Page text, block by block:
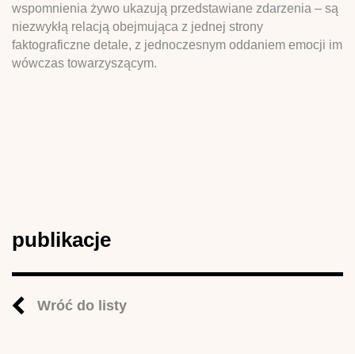
wspomnienia żywo ukazują przedstawiane zdarzenia – są
niezwykłą relacją obejmująca z jednej strony
faktograficzne detale, z jednoczesnym oddaniem emocji im
wówczas towarzyszącym.
publikacje
Wróć do listy